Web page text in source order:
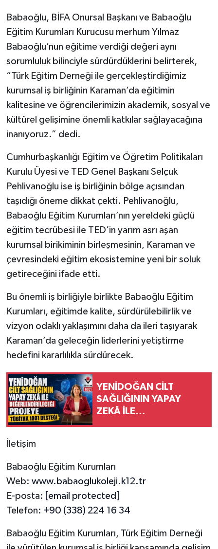
Babaoğlu, BİFA Onursal Başkanı ve Babaoğlu
Eğitim Kurumları Kurucusu merhum Yılmaz
Babaoğlu’nun eğitime verdiği değeri aynı
sorumluluk bilinciyle sürdürdüklerini belirterek,
“Türk Eğitim Derneği ile gerçekleştirdiğimiz
kurumsal iş birliğinin Karaman’da eğitimin
kalitesine ve öğrencilerimizin akademik, sosyal ve
kültürel gelişimine önemli katkılar sağlayacağına
inanıyoruz.” dedi.
Cumhurbaşkanlığı Eğitim ve Öğretim Politikaları
Kurulu Üyesi ve TED Genel Başkanı Selçuk
Pehlivanoğlu ise iş birliğinin bölge açısından
taşıdığı öneme dikkat çekti. Pehlivanoğlu,
Babaoğlu Eğitim Kurumları’nın yereldeki güçlü
eğitim tecrübesi ile TED’in yarım asrı aşan
kurumsal birikiminin birleşmesinin, Karaman ve
çevresindeki eğitim ekosistemine yeni bir soluk
getireceğini ifade etti.
Bu önemli iş birliğiyle birlikte Babaoğlu Eğitim
Kurumları, eğitimde kalite, sürdürülebilirlik ve
vizyon odaklı yaklaşımını daha da ileri taşıyarak
Karaman’da geleceğin liderlerini yetiştirme
hedefini kararlılıkla sürdürecek.
YENİDOĞAN CİLT
SAĞLIĞININ YAPAY
ZEKÂ İLE
İletişim
Babaoğlu Eğitim Kurumları
Web: www.babaoglukoleji.k12.tr
E-posta:
[email protected]
Telefon: +90 (338) 224 16 34
Babaoğlu Eğitim Kurumları, Türk Eğitim Derneği